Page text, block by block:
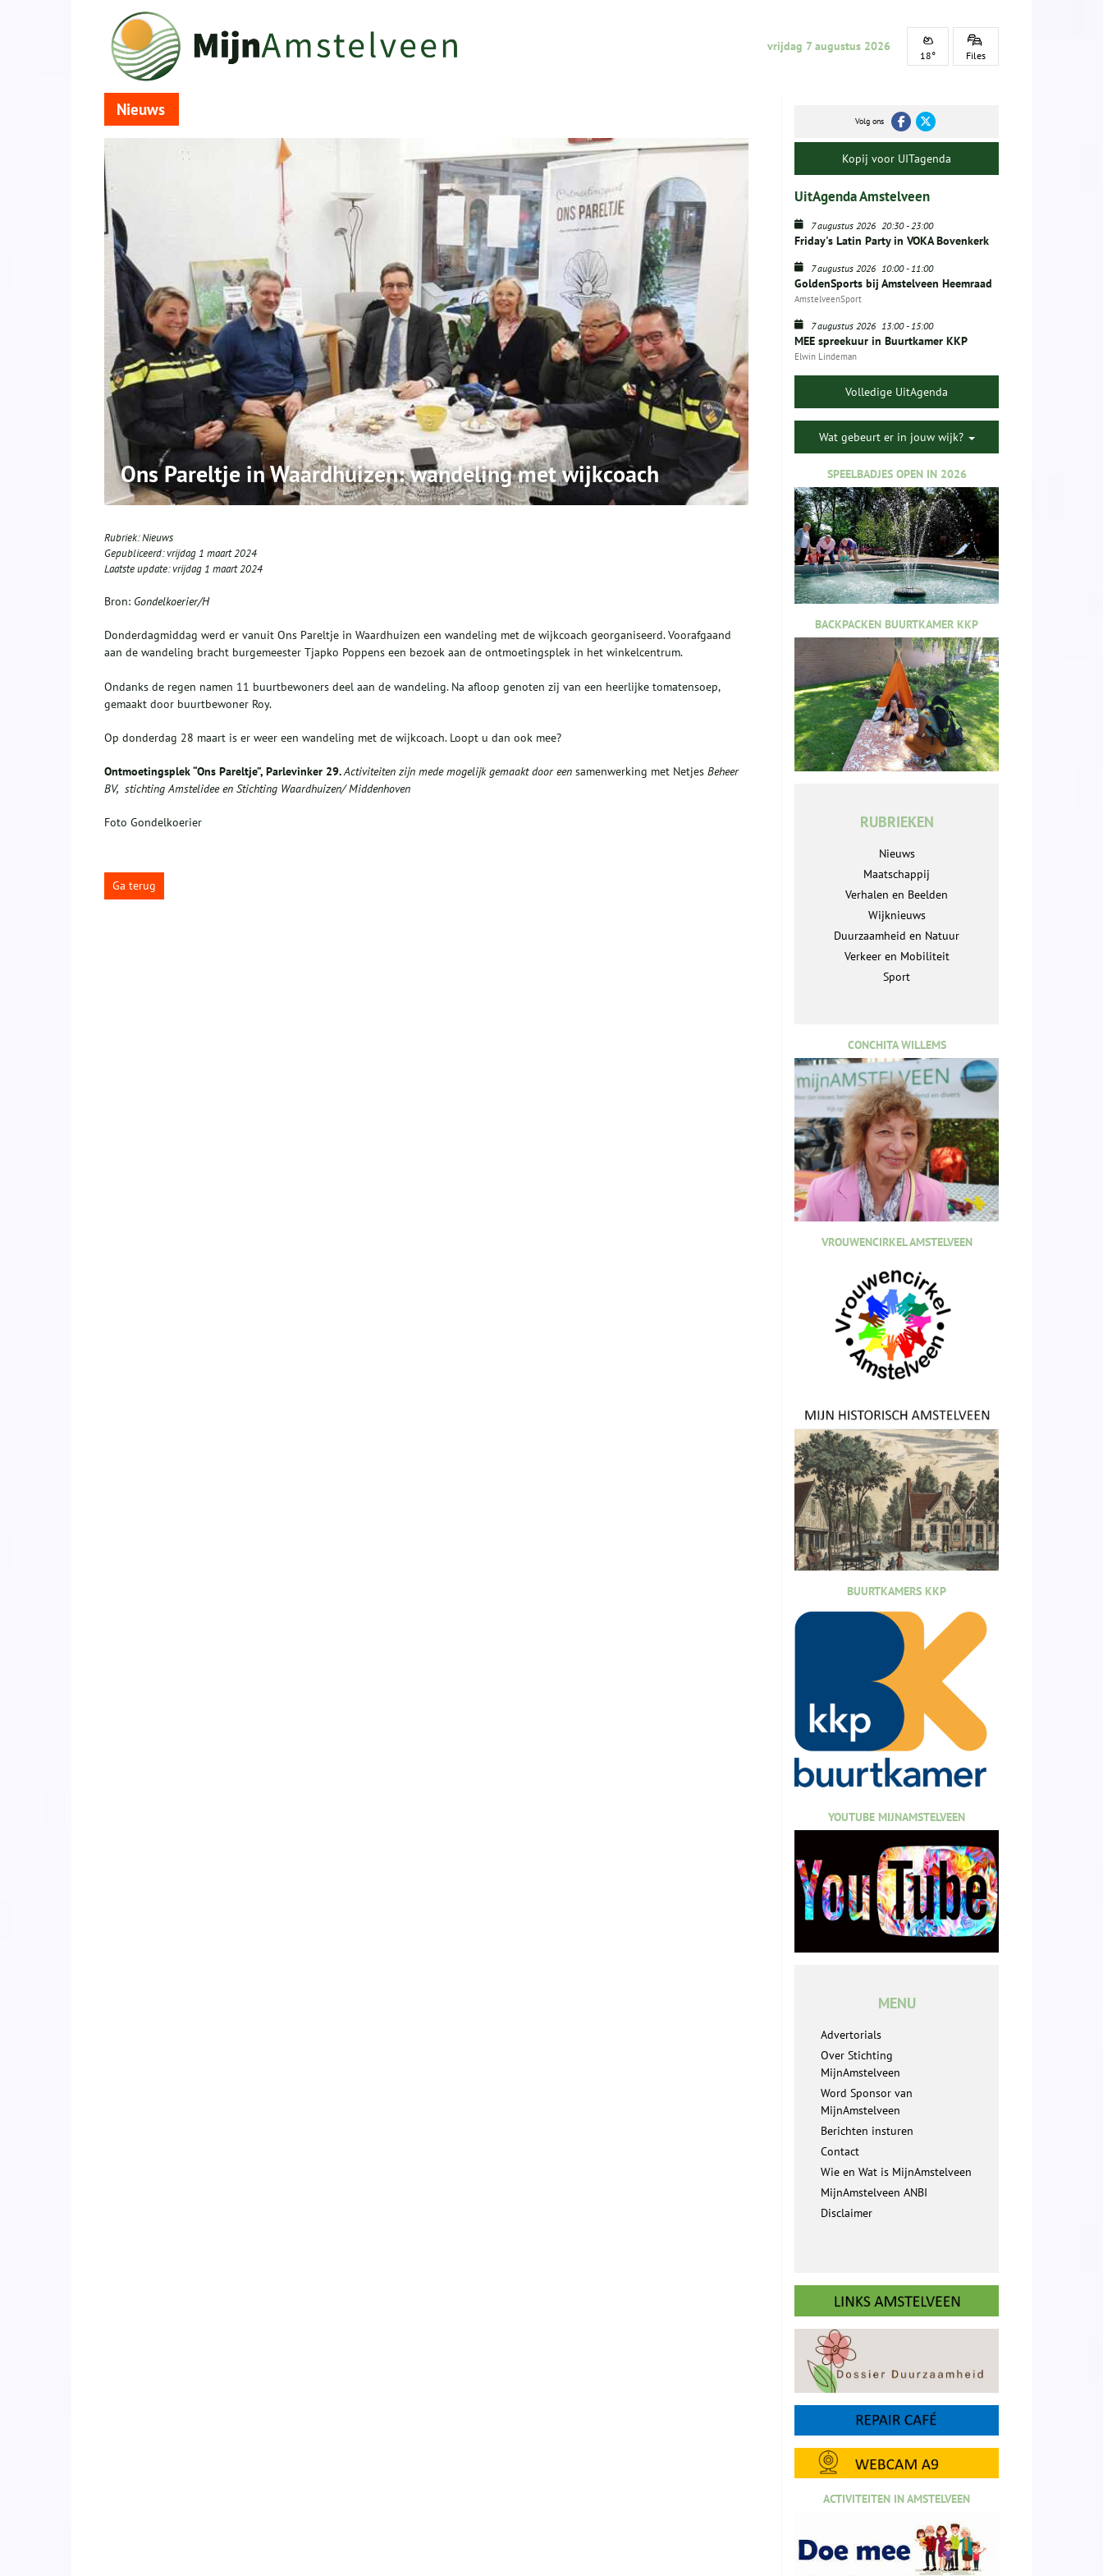
vrijdag 7 augustus 2026
18° Files
Nieuws
Ons Pareltje in Waardhuizen: wandeling met wijkcoach
Rubriek:Nieuws
Gepubliceerd:vrijdag 1 maart 2024
Laatste update:vrijdag 1 maart 2024
Bron: Gondelkoerier/H
Donderdagmiddag werd er vanuit Ons Pareltje in Waardhuizen een wandeling met de wijkcoach georganiseerd. Voorafgaand
aan de wandeling bracht burgemeester Tjapko Poppens een bezoek aan de ontmoetingsplek in het winkelcentrum.
Ondanks de regen namen 11 buurtbewoners deel aan de wandeling. Na afloop genoten zij van een heerlijke tomatensoep,
gemaakt door buurtbewoner Roy.
Op donderdag 28 maart is er weer een wandeling met de wijkcoach. Loopt u dan ook mee?
Ontmoetingsplek “Ons Pareltje”, Parlevinker 29.Activiteiten zijn mede mogelijk gemaaktdoor een samenwerking met Netjes Beheer
BV, stichting Amstelidee en Stichting Waardhuizen/ Middenhoven
Foto Gondelkoerier
Ga terug
Volg ons
Kopij voor UITagenda
UitAgenda Amstelveen
7 augustus 2026 20:30-23:00
Friday's Latin Party in VOKA Bovenkerk
7 augustus 2026 10:00-11:00
GoldenSports bij Amstelveen Heemraad
AmstelveenSport
7 augustus 2026 13:00-15:00
MEE spreekuur in Buurtkamer KKP
Elwin Lindeman
Volledige UitAgenda
Wat gebeurt er in jouw wijk?
SPEELBADJES OPEN IN 2026
BACKPACKEN BUURTKAMER KKP
RUBRIEKEN
Nieuws
Maatschappij
Verhalen en Beelden
Wijknieuws
Duurzaamheid en Natuur
Verkeer en Mobiliteit
Sport
CONCHITA WILLEMS
VROUWENCIRKEL AMSTELVEEN
BUURTKAMERS KKP
YOUTUBE MIJNAMSTELVEEN
MENU
Advertorials
Over Stichting
MijnAmstelveen
Word Sponsor van
MijnAmstelveen
Berichten insturen
Contact
Wie en Wat is MijnAmstelveen
MijnAmstelveen ANBI
Disclaimer
ACTIVITEITEN IN AMSTELVEEN